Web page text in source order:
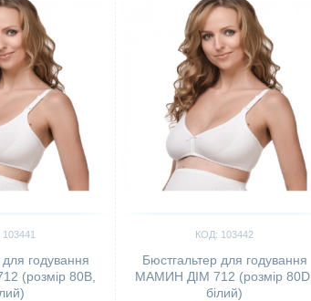
годування
(розмір 80B,
КОД: 103442
Бюстгальтер для годування
МАМИН ДІМ 712 (розмір 80D,
білий)